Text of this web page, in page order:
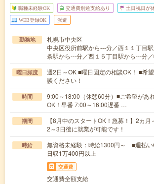
職種未経験OK 交通費別途支給あり 土日祝日が
WEB登録OK 派遣
勤務地
札幌市中央区
中央区役所前駅から---分／西１１丁目
条駅から---分／西１５丁目駅から---分
曜日頻度
週2日～OK ■曜日固定の相談OK！ ■希
談ください！
時間
9:00～18:00（休憩60分）■ご希望があ
OK！早番 7:00～16:00遅番 …
期間
【8月中のスタートOK！急募！】2カ
2～3日後に就業が可能です！
時給
無資格未経験：時給1300円～ ■週払
日収1万400円以上
交通費
交通費全額支給